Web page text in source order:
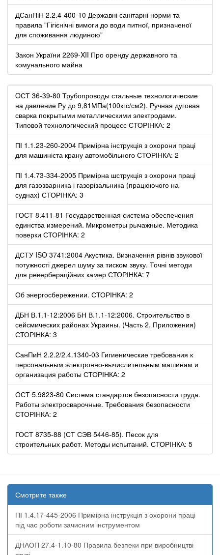
ДСанПіН 2.2.4-400-10 Державні санітарні норми та
правила "Гігієнічні вимоги до води питної, призначеної
для споживання людиною"
Закон України 2269-XII Про оренду державного та
комунального майна
OСТ 36-39-80 Трубопроводы стальные технологические
на давление Ру до 9,81МПа(100кгс/см2). Ручная дуговая
сварка покрытыми металлическими электродами.
Типовой технологический процесс СТОРІНКА: 2
ПІ 1.1.23-260-2004 Примірна інструкція з охорони праці
для машиніста крану автомобільного СТОРІНКА: 2
ПІ 1.4.73-334-2005 Примірна шструкція з охорони праці
для газозварника і газорізальника (працюючого на
суднах) СТОРІНКА: 3
ГОСТ 8.411-81 Государственная система обеспечения
единства измерений. Микрометры рычажные. Методика
поверки СТОРІНКА: 2
ДСТУ ISO 3741:2004 Акустика. Визначення рівнів звукової
потужності джерел шуму за тиском звуку. Точні методи
для ревербераційних камер СТОРІНКА: 7
Об энергосбережении. СТОРІНКА: 2
ДБН В.1.1-12:2006 БН В.1.1-12:2006. Строительство в
сейсмических районах Украины. (Часть 2. Приложения)
СТОРІНКА: 3
СанПиН 2.2.2/2.4.1340-03 Гигиенические требования к
персональным электронно-вычислительным машинам и
организация работы СТОРІНКА: 2
ОСТ 5.9823-80 Система стандартов безопасности труда.
Работы электросварочные. Требования безопасности
СТОРІНКА: 2
ГОСТ 8735-88 (СТ СЭВ 5446-85). Песок для
строительных работ. Методы испытаний. СТОРІНКА: 5
Смотрите также
ПІ 1.4.17-445-2006 Примірна інструкція з охорони праці
під час роботи зачисним інструментом
ДНАОП 27.4-1.10-80 Правила безпеки при виробництві